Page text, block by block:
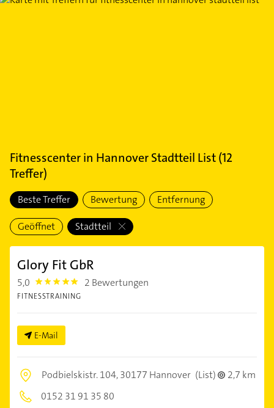
Fitnesscenterin Hannover Stadtteil List(12
Treffer)
Beste Treffer Bewertung Entfernung
Geöffnet Stadtteil
Glory Fit GbR
5,0 5.0 2 Bewertungen
FITNESSTRAINING
E-Mail
Podbielskistr. 104,30177 Hannover (List)
2,7 km
0152 31 91 35 80